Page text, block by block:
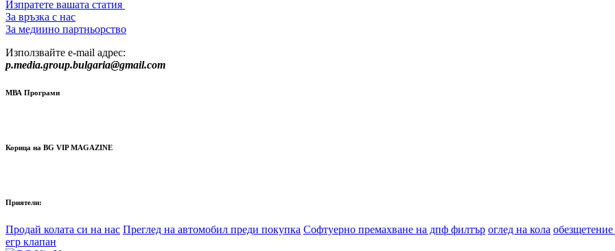
Изпратете вашата статия
За връзка с нас
За медиино партньорство
Използвайте e-mail адрес:
p.media.group.bulgaria@gmail.com
МВА Програми
Корица на BG VIP MAGAZINE
Приятели:
Продай колата си на нас Преглед на автомобил преди покупка Софтуерно премахване на дпф филтър оглед на кола
егр клапан